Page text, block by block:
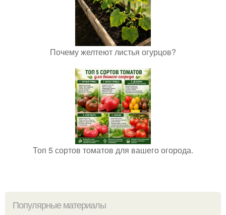
Почему желтеют листья огурцов?
Топ 5 сортов томатов для вашего огорода.
Популярные материалы